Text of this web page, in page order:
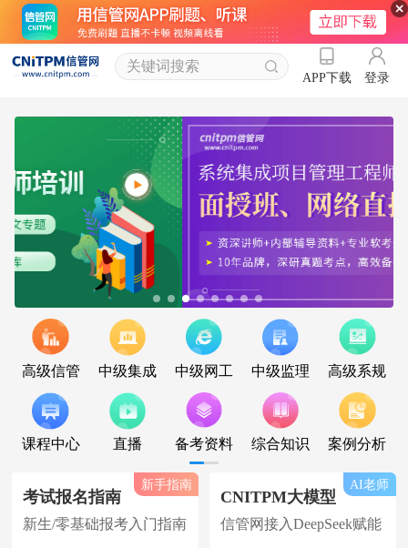
APP下载 登录
高级信管 中级集成 中级网工 中级监理 高级系规
课程中心 直播 备考资料 综合知识 案例分析
考试报名指南
新生/零基础报考入门指南
新手指南
CNITPM大模型
信管网接入DeepSeek赋能
AI老师